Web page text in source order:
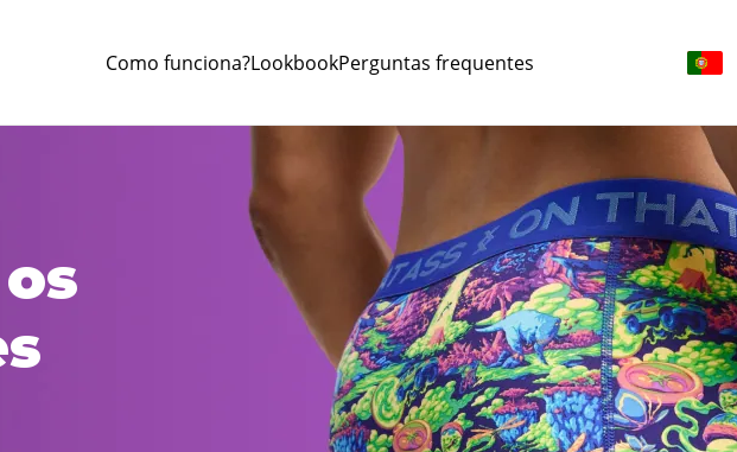
Como funciona?LookbookPerguntas frequentes